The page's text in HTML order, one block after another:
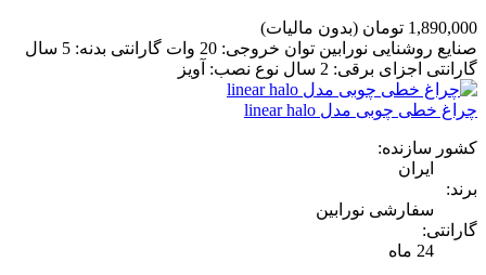
1,890,000 تومان
(بدون مالیات)
صنایع روشنایی نورابین توان خروجی: 20 وات گارانتی بدنه: 5 سال
گارانتی اجزای برقی: 2 سال نوع نصب: آویز
چراغ خطی چوبی مدل linear halo
کشور سازنده:
ایران
برند:
سفارشی نورابین
گارانتی:
24 ماه